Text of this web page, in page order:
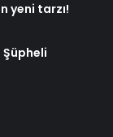
yeni tarzı!